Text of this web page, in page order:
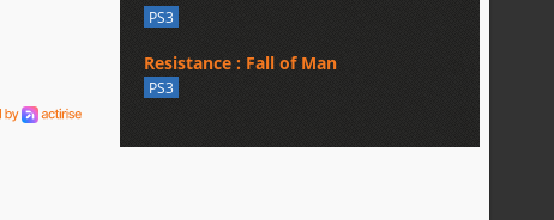
PS3
Resistance : Fall of Man
PS3